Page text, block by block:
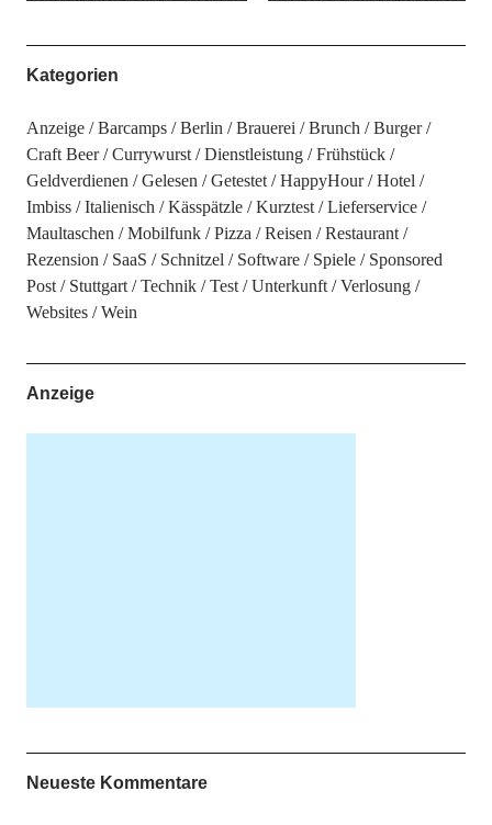
Kategorien
Anzeige Barcamps Berlin Brauerei Brunch
Burger
Craft Beer
Currywurst Dienstleistung
Frühstück
Geldverdienen
Gelesen Getestet HappyHour
Hotel
Imbiss
Italienisch Kässpätzle Kurztest
Lieferservice
Maultaschen
Mobilfunk Pizza Reisen
Restaurant
Rezension
SaaS Schnitzel Software Spiele
Sponsored
Post
Stuttgart Technik Test Unterkunft
Verlosung
Websites
Wein
Anzeige
Neueste Kommentare